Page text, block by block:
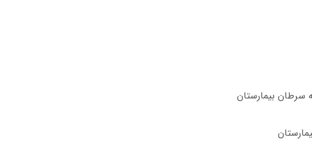
سرطان بیمارستان